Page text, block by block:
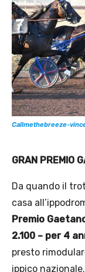
Callmethebreeze-
GRAN PREMIO
Da quando il
casa
Premio
2.100 – per 4
presto
ippico